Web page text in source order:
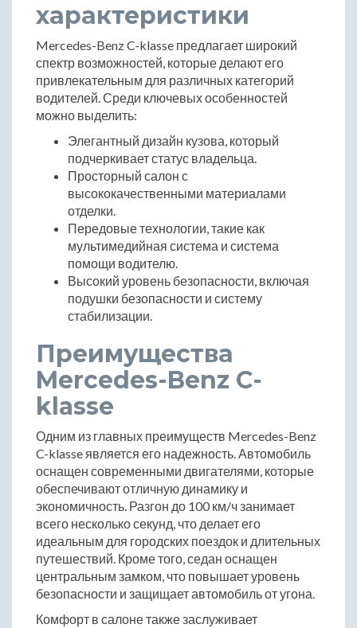
характеристики
Mercedes-Benz C-klasse предлагает широкий
спектр возможностей, которые делают его
привлекательным для различных категорий
водителей. Среди ключевых особенностей
можно выделить:
Элегантный дизайн кузова, который
подчеркивает статус владельца.
Просторный салон с
высококачественными материалами
отделки.
Передовые технологии, такие как
мультимедийная система и система
помощи водителю.
Высокий уровень безопасности, включая
подушки безопасности и систему
стабилизации.
Преимущества
Mercedes-Benz C-
klasse
Одним из главных преимуществ Mercedes-Benz
C-klasse является его надежность. Автомобиль
оснащен современными двигателями, которые
обеспечивают отличную динамику и
экономичность. Разгон до 100 км/ч занимает
всего несколько секунд, что делает его
идеальным для городских поездок и длительных
путешествий. Кроме того, седан оснащен
центральным замком, что повышает уровень
безопасности и защищает автомобиль от угона.
Комфорт в салоне также заслуживает